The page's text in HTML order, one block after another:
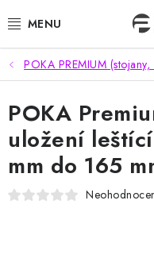
na
CHEMIE A PÉČE O
PŘÍSLUŠENSTVÍ A ND K
VYSOKOTLAKÉ A
VYSAVAČE, TEPOVAČE
POKA PREMIUM
POKA
uložení
mm do 165